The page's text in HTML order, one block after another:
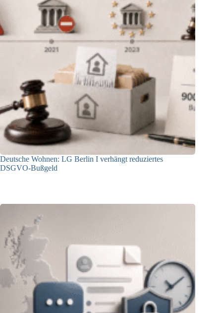
Deutsche Wohnen: LG Berlin I verhängt reduziertes
DSGVO-Bußgeld